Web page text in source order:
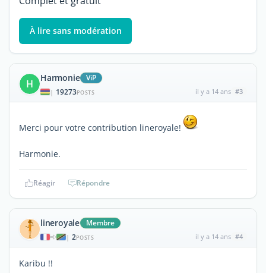
À lire sans modération
H Harmonie ViP
| 19273POSTS il y a 14 ans #3
Merci pour votre contribution lineroyale!
Harmonie.
Réagir Répondre
lineroyale Membre
| 2POSTS il y a 14 ans #4
Karibu !!